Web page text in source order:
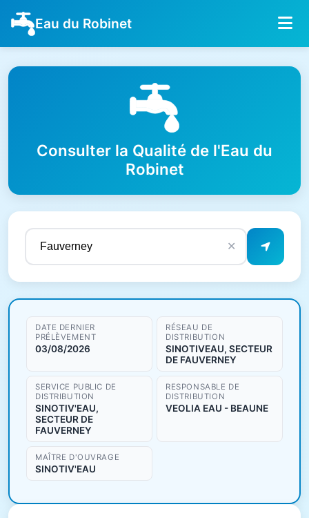
Eau du Robinet
Consulter la Qualité de l'Eau du
Robinet
✕
Résultats de qualité de l'eau
DATE DERNIER
PRÉLÈVEMENT
03/08/2026
RÉSEAU DE
DISTRIBUTION
SINOTIVEAU, SECTEUR
DE FAUVERNEY
SERVICE PUBLIC DE
DISTRIBUTION
SINOTIV'EAU,
SECTEUR DE
FAUVERNEY
RESPONSABLE DE
DISTRIBUTION
VEOLIA EAU - BEAUNE
MAÎTRE D'OUVRAGE
SINOTIV'EAU